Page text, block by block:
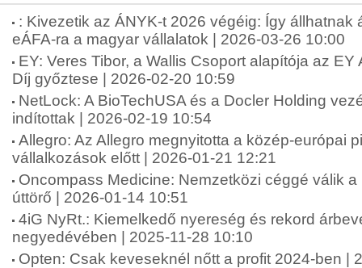
: Kivezetik az ÁNYK-t 2026 végéig: Így állhatnak
eÁFA-ra a magyar vállalatok | 2026-03-26 10:00
EY: Veres Tibor, a Wallis Csoport alapítója az EY
Díj győztese | 2026-02-20 10:59
NetLock: A BioTechUSA és a Docler Holding
indítottak | 2026-02-19 10:54
Allegro: Az Allegro megnyitotta a közép-európai
vállalkozások előtt | 2026-01-21 12:21
Oncompass Medicine: Nemzetközi céggé válik
úttörő | 2026-01-14 10:51
4iG NyRt.: Kiemelkedő nyereség és rekord
negyedévében | 2025-11-28 10:10
Opten: Csak keveseknél nőtt a profit 2024-ben |